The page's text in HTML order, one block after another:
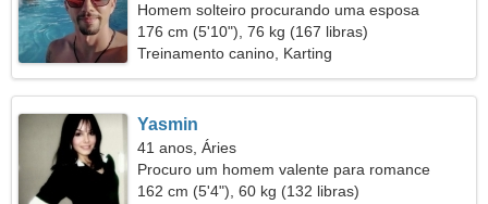
Homem solteiro procurando uma esposa
176 cm (5'10"), 76 kg (167 libras)
Treinamento canino, Karting
Yasmin
41 anos, Áries
Procuro um homem valente para romance
162 cm (5'4"), 60 kg (132 libras)